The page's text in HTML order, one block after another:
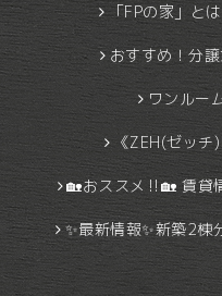
「FPの家」と
おすすめ！分
ワンルー
《ZEH(ゼッ
🏡おススメ‼🏡 賃貸
✨最新情報✨新築2